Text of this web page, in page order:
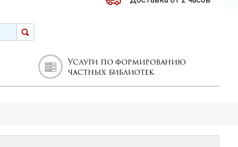
Услуги по формированию
частных библиотек